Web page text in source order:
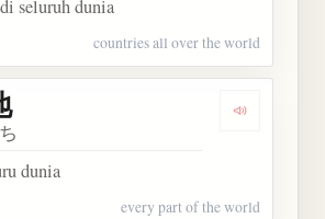
seluruh dunia
countries all over the world
Dengarkan
dunia
every part of the world